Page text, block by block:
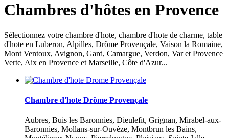
Chambres d'hôtes en Provence
Sélectionnez votre chambre d'hote, chambre d'hote de charme, table
d'hote en Luberon, Alpilles, Drôme Provençale, Vaison la Romaine,
Mont Ventoux, Avignon, Gard, Camargue, Verdon, Var et Provence
Verte, Aix en Provence et Marseille, Côte d'Azur...
Chambre d'hote Drôme Provençale
Aubres, Buis les Baronnies, Dieulefit, Grignan, Mirabel-aux-
Baronnies, Mollans-sur-Ouvèze, Montbrun les Bains,